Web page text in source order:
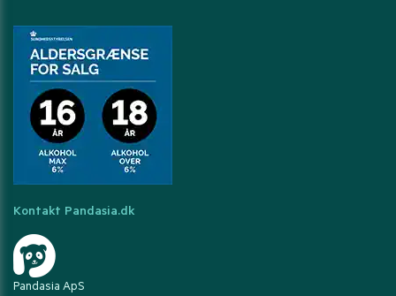
Kontakt Pandasia.dk
Pandasia ApS